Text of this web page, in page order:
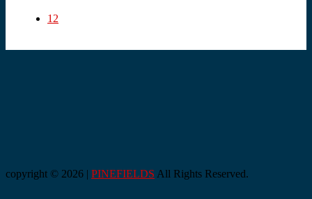
12
copyright © 2026 | PINEFIELDS All Rights Reserved.